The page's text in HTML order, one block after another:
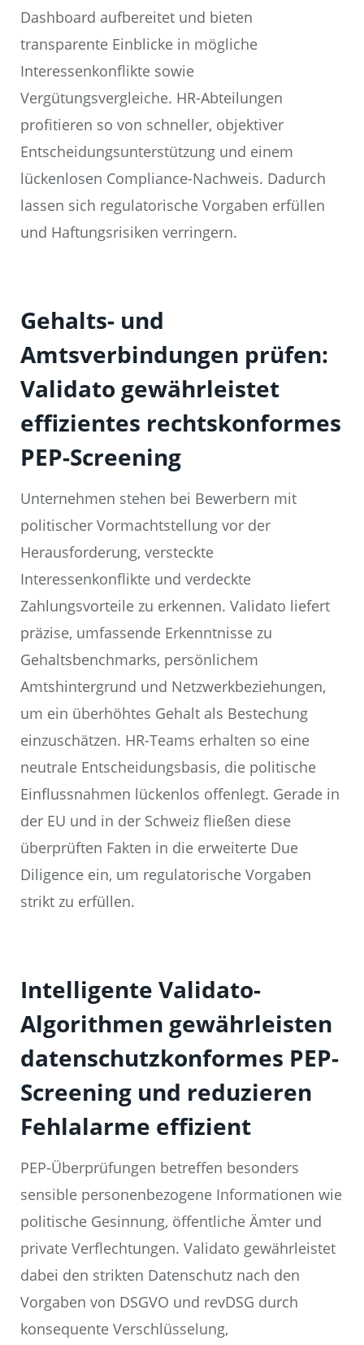
Dashboard aufbereitet und bieten
transparente Einblicke in mögliche
Interessenkonflikte sowie
Vergütungsvergleiche. HR-Abteilungen
profitieren so von schneller, objektiver
Entscheidungsunterstützung und einem
lückenlosen Compliance-Nachweis. Dadurch
lassen sich regulatorische Vorgaben erfüllen
und Haftungsrisiken verringern.
Gehalts- und
Amtsverbindungen prüfen:
Validato gewährleistet
effizientes rechtskonformes
PEP-Screening
Unternehmen stehen bei Bewerbern mit
politischer Vormachtstellung vor der
Herausforderung, versteckte
Interessenkonflikte und verdeckte
Zahlungsvorteile zu erkennen. Validato liefert
präzise, umfassende Erkenntnisse zu
Gehaltsbenchmarks, persönlichem
Amtshintergrund und Netzwerkbeziehungen,
um ein überhöhtes Gehalt als Bestechung
einzuschätzen. HR-Teams erhalten so eine
neutrale Entscheidungsbasis, die politische
Einflussnahmen lückenlos offenlegt. Gerade in
der EU und in der Schweiz fließen diese
überprüften Fakten in die erweiterte Due
Diligence ein, um regulatorische Vorgaben
strikt zu erfüllen.
Intelligente Validato-
Algorithmen gewährleisten
datenschutzkonformes PEP-
Screening und reduzieren
Fehlalarme effizient
PEP-Überprüfungen betreffen besonders
sensible personenbezogene Informationen wie
politische Gesinnung, öffentliche Ämter und
private Verflechtungen. Validato gewährleistet
dabei den strikten Datenschutz nach den
Vorgaben von DSGVO und revDSG durch
konsequente Verschlüsselung,